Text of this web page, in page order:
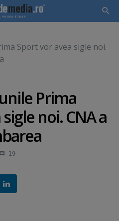
Sport vor avea sigle noi.
Prima
noi. CNA a
19